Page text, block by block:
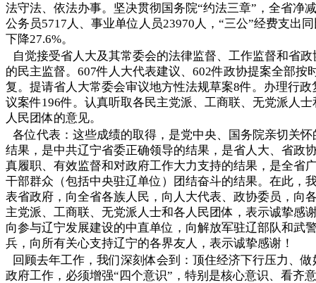
法守法、依法办事。坚决贯彻国务院“约法三章”，全省净
公务员5717人、事业单位人员23970人，“三公”经费支出
下降27.6%。
自觉接受省人大及其常委会的法律监督、工作监督和省政
的民主监督。607件人大代表建议、602件政协提案全部按
复。提请省人大常委会审议地方性法规草案8件。办理行政
议案件196件。认真听取各民主党派、工商联、无党派人士
人民团体的意见。
各位代表：这些成绩的取得，是党中央、国务院亲切关怀
结果，是中共辽宁省委正确领导的结果，是省人大、省政
真履职、有效监督和对政府工作大力支持的结果，是全省
干部群众（包括中央驻辽单位）团结奋斗的结果。在此，
表省政府，向全省各族人民，向人大代表、政协委员，向
主党派、工商联、无党派人士和各人民团体，表示诚挚感
向参与辽宁发展建设的中直单位，向解放军驻辽部队和武
兵，向所有关心支持辽宁的各界友人，表示诚挚感谢！
回顾去年工作，我们深刻体会到：顶住经济下行压力、做
政府工作，必须增强“四个意识”，特别是核心意识、看齐意